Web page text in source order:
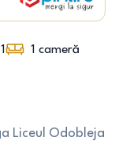
1 cameră
Liceul Odobleja